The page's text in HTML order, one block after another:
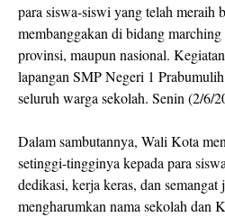
para siswa-siswi yang telah meraih
membanggakan di bidang
provinsi, maupun nasional.
lapangan SMP Negeri 1
seluruh warga sekolah. Senin (2/6/
Dalam sambutannya, Wali Kota
setinggi-tingginya kepada para
dedikasi, kerja keras, dan
mengharumkan nama sekolah dan